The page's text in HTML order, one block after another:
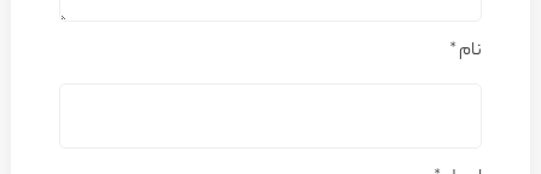
نام*